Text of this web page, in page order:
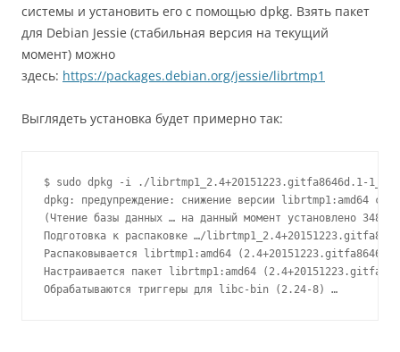
системы и установить его с помощью dpkg. Взять пакет
для Debian Jessie (стабильная версия на текущий
момент) можно
здесь: https://packages.debian.org/jessie/librtmp1
Выглядеть установка будет примерно так:
$ sudo dpkg -i ./librtmp1_2.4+20151223.gitfa8646d.1-
dpkg: предупреждение: снижение версии librtmp1:amd64 с
(Чтение базы данных … на данный момент установлено
Подготовка к распаковке …/
Распаковывается librtmp1:amd64
Настраивается пакет librtmp1:amd64
Обрабатываются триггеры для libc-bin (2.24-8) …